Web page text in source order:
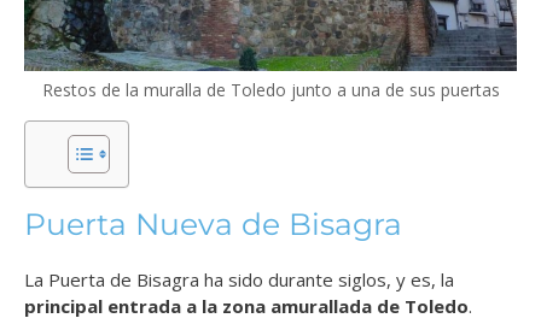
Restos de la muralla de Toledo junto a una de sus puertas
Puerta Nueva de Bisagra
La Puerta de Bisagra ha sido durante siglos, y es, la
principal entrada a la zona amurallada de Toledo.